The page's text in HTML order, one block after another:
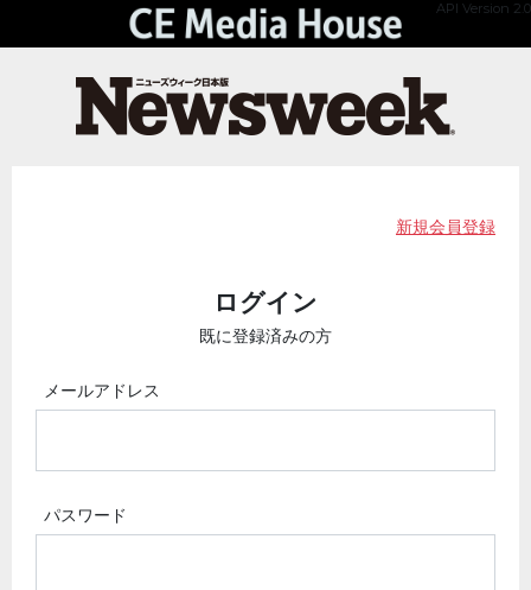
API Version 2.0
新規会員登録
ログイン
既に登録済みの方
メールアドレス
パスワード